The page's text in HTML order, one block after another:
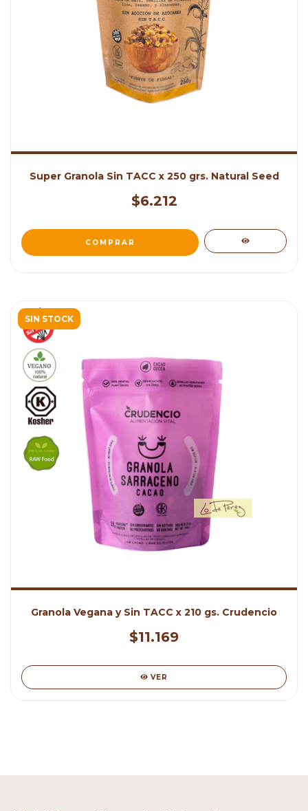
Super Granola Sin TACC x 250 grs. Natural Seed
$6.212
SIN STOCK
Granola Vegana y Sin TACC x 210 gs. Crudencio
$11.169
VER